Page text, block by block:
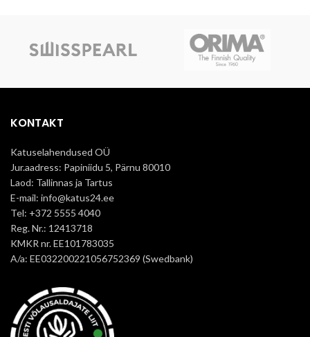
KONTAKT
Katuselahendused OÜ
Jur.aadress: Papiniidu 5, Pärnu 80010
Laod: Tallinnas ja Tartus
E-mail: info@katus24.ee
Tel: +372 5555 4040
Reg. Nr.: 12413718
KMKR nr. EE101783035
A/a: EE032200221056752369 (Swedbank)